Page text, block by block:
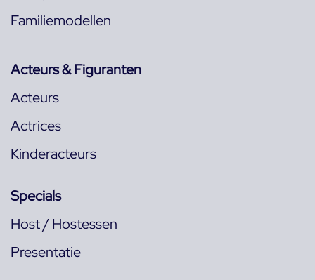
Familiemodellen
Acteurs & Figuranten
Acteurs
Actrices
Kinderacteurs
Specials
Host / Hostessen
Presentatie